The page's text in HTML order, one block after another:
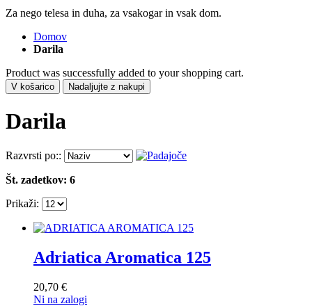
Za nego telesa in duha, za vsakogar in vsak dom.
Domov
Darila
Product was successfully added to your shopping cart.
V košarico Nadaljujte z nakupi
Darila
Razvrsti po::
Št. zadetkov: 6
Prikaži:
Adriatica Aromatica 125
20,70 €
Ni na zalogi